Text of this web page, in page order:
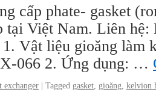
cấp phate- gasket
tại Việt Nam. Liên hệ:
Vật liệu gioăng làm
066 2. Ứng dụng: …
exchanger | Tagged gasket gioăng kelvion